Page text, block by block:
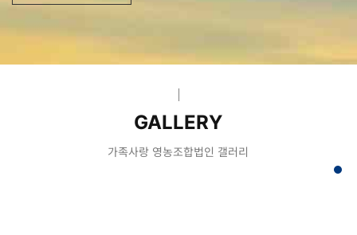
GALLERY
가족사랑 영농조합법인 갤러리